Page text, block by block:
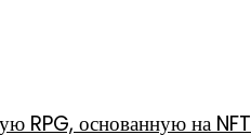
RPG, основанную на NFT